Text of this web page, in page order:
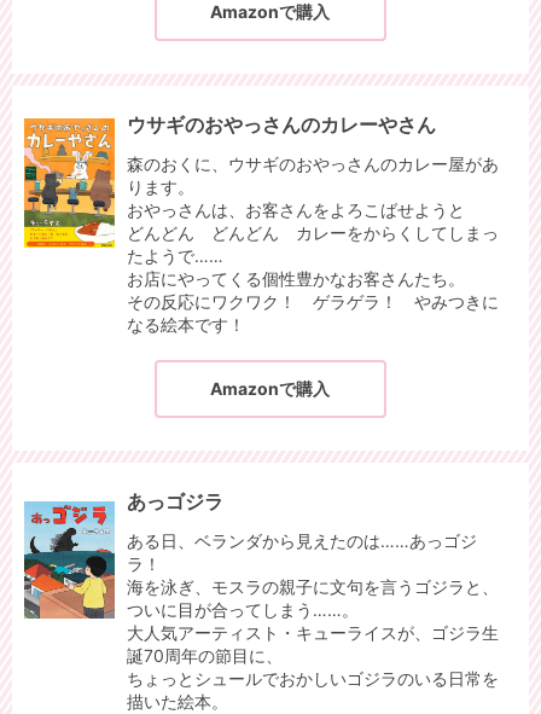
Amazonで購入
ウサギのおやっさんのカレーやさん
森のおくに、ウサギのおやっさんのカレー屋があ
ります。
おやっさんは、お客さんをよろこばせようと
どんどん どんどん カレーをからくしてしまっ
たようで……
お店にやってくる個性豊かなお客さんたち。
その反応にワクワク！ ゲラゲラ！ やみつきに
なる絵本です！
Amazonで購入
あっゴジラ
ある日、ベランダから見えたのは……あっゴジ
ラ！
海を泳ぎ、モスラの親子に文句を言うゴジラと、
ついに目が合ってしまう……。
大人気アーティスト・キューライスが、ゴジラ生
誕70周年の節目に、
ちょっとシュールでおかしいゴジラのいる日常を
描いた絵本。